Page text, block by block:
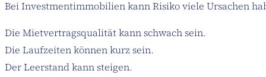
Bei Investmentimmobilien kann Risiko viele Ursachen
Die Mietvertragsqualität kann schwach sein.
Die Laufzeiten können kurz sein.
Der Leerstand kann steigen.